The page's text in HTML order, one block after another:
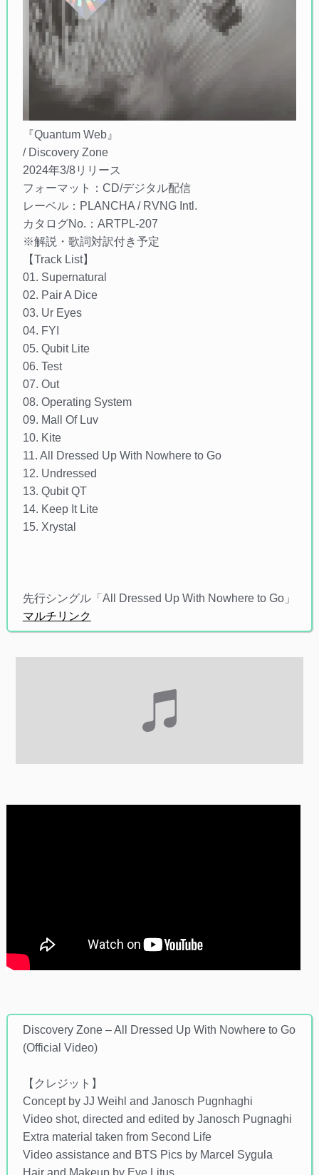
『Quantum Web』
/ Discovery Zone
2024年3/8リリース
フォーマット：CD/デジタル配信
レーベル：PLANCHA / RVNG Intl.
カタログNo.：ARTPL-207
※解説・歌詞対訳付き予定
【Track List】
01. Supernatural
02. Pair A Dice
03. Ur Eyes
04. FYI
05. Qubit Lite
06. Test
07. Out
08. Operating System
09. Mall Of Luv
10. Kite
11. All Dressed Up With Nowhere to Go
12. Undressed
13. Qubit QT
14. Keep It Lite
15. Xrystal
先行シングル「All Dressed Up With Nowhere to Go」
マルチリンク
Discovery Zone – All Dressed Up With Nowhere to Go
(Official Video)
【クレジット】
Concept by JJ Weihl and Janosch Pugnhaghi
Video shot, directed and edited by Janosch Pugnaghi
Extra material taken from Second Life
Video assistance and BTS Pics by Marcel Sygula